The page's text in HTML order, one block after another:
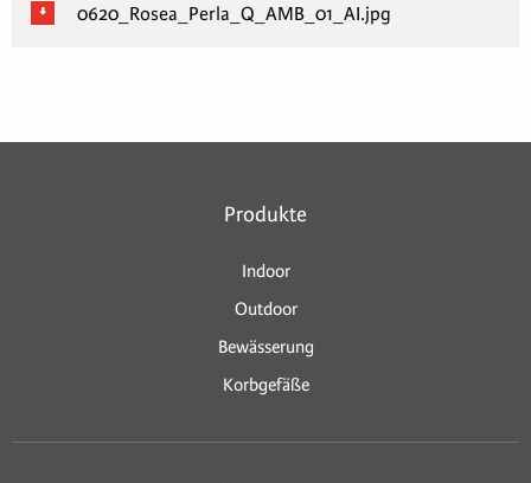
0620_Rosea_Perla_Q_AMB_01_AI.jpg
Produkte
Indoor
Outdoor
Bewässerung
Korbgefäße